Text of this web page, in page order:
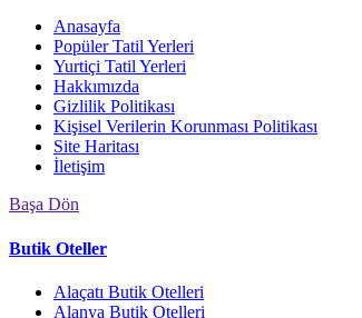
Anasayfa
Popüler Tatil Yerleri
Yurtiçi Tatil Yerleri
Hakkımızda
Gizlilik Politikası
Kişisel Verilerin Korunması Politikası
Site Haritası
İletişim
Başa Dön
Butik Oteller
Alaçatı Butik Otelleri
Alanya Butik Otelleri